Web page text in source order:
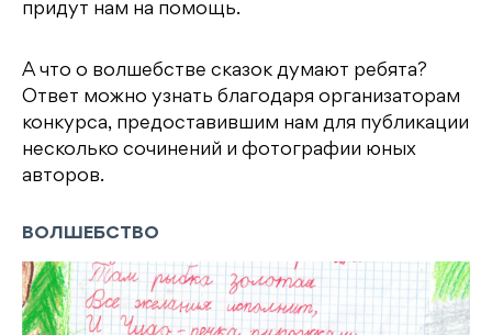
придут нам на помощь.
А что о волшебстве сказок думают ребята?
Ответ можно узнать благодаря организаторам
конкурса, предоставившим нам для публикации
несколько сочинений и фотографии юных
авторов.
ВОЛШЕБСТВО